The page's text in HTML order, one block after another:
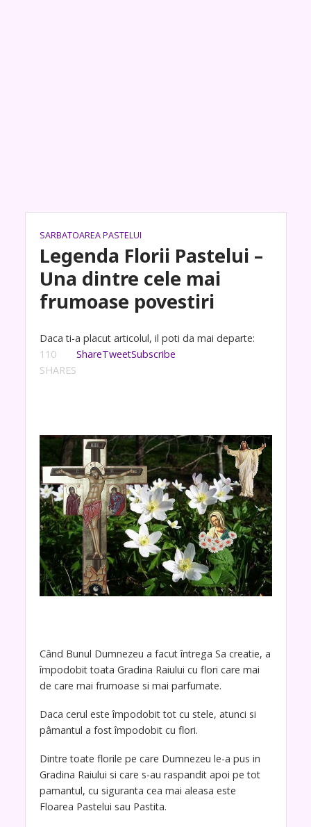
SARBATOAREA PASTELUI
Legenda Florii Pastelui –
Una dintre cele mai
frumoase povestiri
Daca ti-a placut articolul, il poti da mai departe:
110
SHARES
ShareTweetSubscribe
Când Bunul Dumnezeu a facut întrega Sa creatie, a
împodobit toata Gradina Raiului cu flori care mai
de care mai frumoase si mai parfumate.
Daca cerul este împodobit tot cu stele, atunci si
pâmantul a fost împodobit cu flori.
Dintre toate florile pe care Dumnezeu le-a pus in
Gradina Raiului si care s-au raspandit apoi pe tot
pamantul, cu siguranta cea mai aleasa este
Floarea Pastelui sau Pastita.